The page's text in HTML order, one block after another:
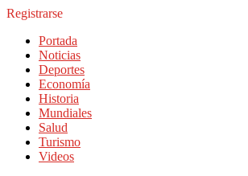
Registrarse
Portada
Noticias
Deportes
Economía
Historia
Mundiales
Salud
Turismo
Videos